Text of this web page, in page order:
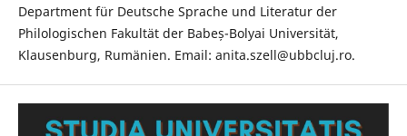
Department für Deutsche Sprache und Literatur der
Philologischen Fakultät der Babeș-Bolyai Universität,
Klausenburg, Rumänien. Email: anita.szell@ubbcluj.ro.